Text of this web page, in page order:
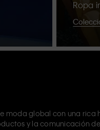
Ropa
moda global con una rica
y la comunicación